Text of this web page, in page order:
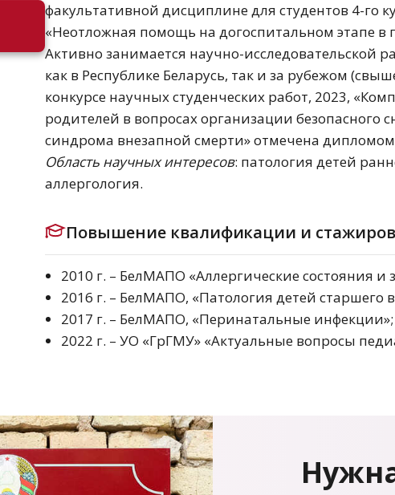
факультативной дисциплине для студентов 4-го
«Неотложная помощь на догоспитальном этапе в
Активно занимается научно-исследовательской
как в Республике Беларусь, так и за рубежом
конкурсе научных студенческих работ, 2023,
родителей в вопросах организации безопасного
синдрома внезапной смерти» отмечена дипломом
Область научных интересов: патология детей
аллергология.
Повышение квалификации и
2010 г. – БелМАПО «Аллергические состояния и
2016 г. – БелМАПО, «Патология детей старшего
2017 г. – БелМАПО, «Перинатальные инфекции»;
2022 г. – УО «ГрГМУ» «Актуальные вопросы